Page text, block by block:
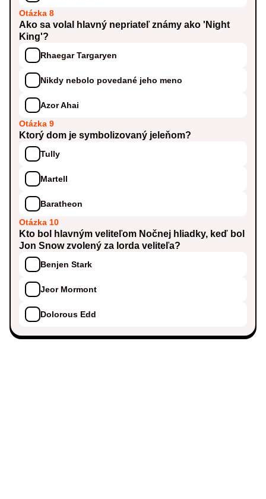
Otázka 8
Ako sa volal hlavný nepriateľ známy ako 'Night
King'?
Rhaegar Targaryen
Nikdy nebolo povedané jeho meno
Azor Ahai
Otázka 9
Ktorý dom je symbolizovaný jeleňom?
Tully
Martell
Baratheon
Otázka 10
Kto bol hlavným veliteľom Nočnej hliadky, keď bol
Jon Snow zvolený za lorda veliteľa?
Benjen Stark
Jeor Mormont
Dolorous Edd